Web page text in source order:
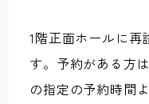
1階正面ホールに再
す。予約がある方
の指定の予約時間